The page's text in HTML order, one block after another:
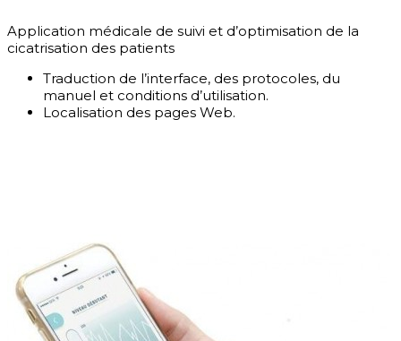
Application médicale de suivi et d’optimisation de la
cicatrisation des patients
Traduction de l’interface, des protocoles, du
manuel et conditions d’utilisation.
Localisation des pages Web.